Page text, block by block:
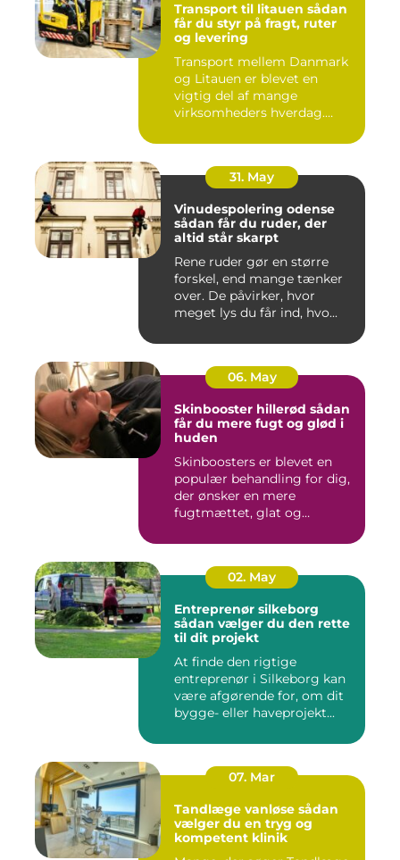
Transport til litauen sådan
får du styr på fragt, ruter
og levering
Transport mellem Danmark
og Litauen er blevet en
vigtig del af mange
virksomheders hverdag.
31. May
Vinudespolering odense
sådan får du ruder, der
altid står skarpt
Rene ruder gør en større
forskel, end mange tænker
over. De påvirker, hvor
meget lys du får ind, hvo...
06. May
Skinbooster hillerød sådan
får du mere fugt og glød i
huden
Skinboosters er blevet en
populær behandling for dig,
der ønsker en mere
fugtmættet, glat og
02. May
Entreprenør silkeborg
sådan vælger du den rette
til dit projekt
At finde den rigtige
entreprenør i Silkeborg kan
være afgørende for, om dit
bygge- eller haveprojekt...
07. Mar
Tandlæge vanløse sådan
vælger du en tryg og
kompetent klinik